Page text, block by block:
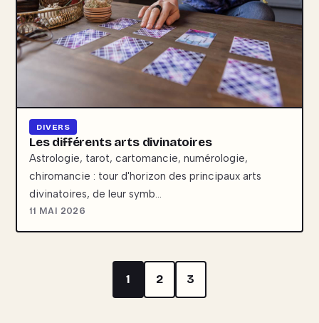
DIVERS
Les différents arts divinatoires
Astrologie, tarot, cartomancie, numérologie,
chiromancie : tour d'horizon des principaux arts
divinatoires, de leur symb…
11 MAI 2026
1 2 3